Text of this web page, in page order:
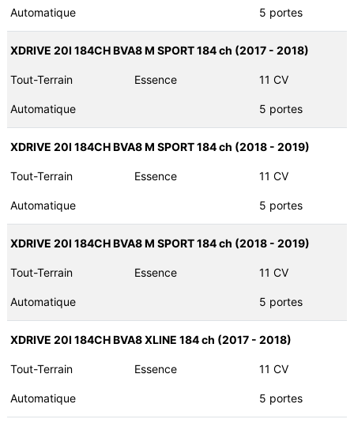
Automatique 5 portes
XDRIVE 20I 184CH BVA8 M SPORT 184 ch (2017 - 2018)
Tout-Terrain Essence 11 CV
Automatique 5 portes
XDRIVE 20I 184CH BVA8 M SPORT 184 ch (2018 - 2019)
Tout-Terrain Essence 11 CV
Automatique 5 portes
XDRIVE 20I 184CH BVA8 M SPORT 184 ch (2018 - 2019)
Tout-Terrain Essence 11 CV
Automatique 5 portes
XDRIVE 20I 184CH BVA8 XLINE 184 ch (2017 - 2018)
Tout-Terrain Essence 11 CV
Automatique 5 portes